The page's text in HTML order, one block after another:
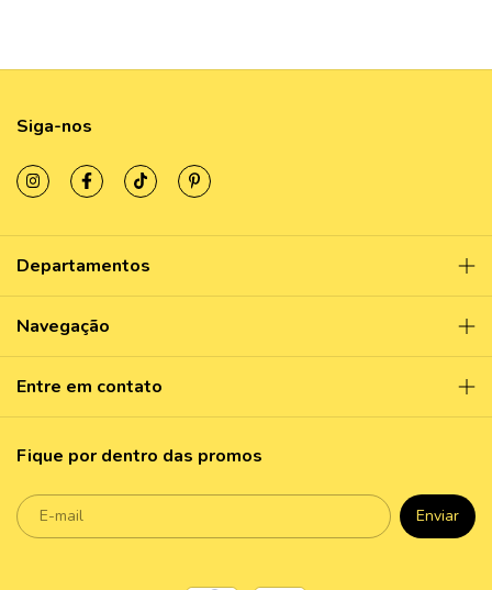
Siga-nos
Departamentos
Navegação
Entre em contato
Fique por dentro das promos